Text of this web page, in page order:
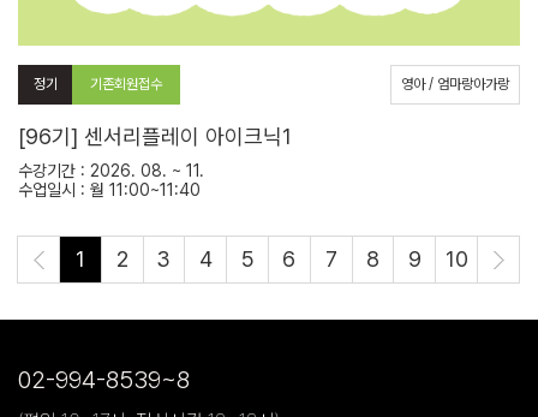
정기 기존회원접수 영아 / 엄마랑아가랑
[96기] 센서리플레이 아이크닉1
수강기간 : 2026. 08. ~ 11.
수업일시 : 월 11:00~11:40
1 2 3 4 5 6 7 8 9 10
다음 페이지로
02-994-8539~8